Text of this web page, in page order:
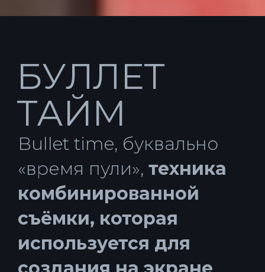
БУЛЛЕТ
ТАЙМ
Bullet time, буквально
«время пули», техника
комбинированной
съёмки, которая
используется для